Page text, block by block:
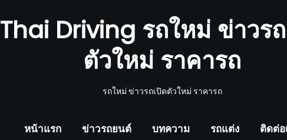
Thai Driving รถใหม่ ข่าวร
ตัวใหม่ ราคารถ
รถใหม่ ข่าวรถเปิดตัวใหม่ ราคารถ
หน้าแรก ข่าวรถยนต์ บทความ รถแต่ง ติดต่อ